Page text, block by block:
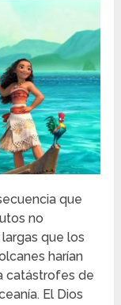
que
no
que los
harían
catástrofes de
El Dios